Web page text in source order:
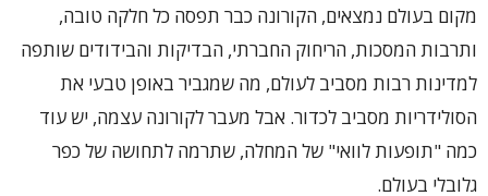
מקום בעולם נמצאים, הקורונה כבר תפסה כל חלקה טובה,
ותרבות המסכות, הריחוק החברתי, הבדיקות והבידודים שותפה
למדינות רבות מסביב לעולם, מה שמגביר באופן טבעי את
הסולידריות מסביב לכדור. אבל מעבר לקורונה עצמה, יש עוד
כמה "תופעות לוואי" של המחלה, שתרמה לתחושה של כפר
גלובלי בעולם.